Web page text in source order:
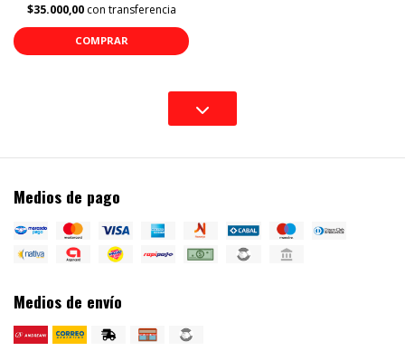
$35.000,00con transferencia
COMPRAR
Medios de pago
Medios de envío